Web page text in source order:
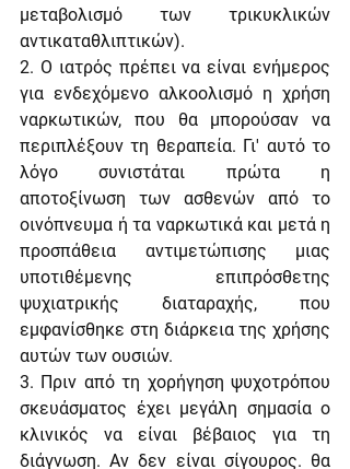
μεταβολισμό των τρικυκλικών
αντικαταθλιπτικών).
2. Ο ιατρός πρέπει να είναι ενήμερος
για ενδεχόμενο αλκοολισμό η χρήση
ναρκωτικών, που θα μπορούσαν να
περιπλέξουν τη θεραπεία. Γι' αυτό το
λόγο συνιστάται πρώτα η
αποτοξίνωση των ασθενών από το
οινόπνευμα ή τα ναρκωτικά και μετά η
προσπάθεια αντιμετώπισης μιας
υποτιθέμενης επιπρόσθετης
ψυχιατρικής διαταραχής, που
εμφανίσθηκε στη διάρκεια της χρήσης
αυτών των ουσιών.
3. Πριν από τη χορήγηση ψυχοτρόπου
σκευάσματος έχει μεγάλη σημασία ο
κλινικός να είναι βέβαιος για τη
διάγνωση. Αν δεν είναι σίγουρος. θα